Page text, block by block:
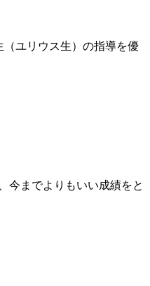
ユリウス生）の指導を優
今までよりもいい成績をと